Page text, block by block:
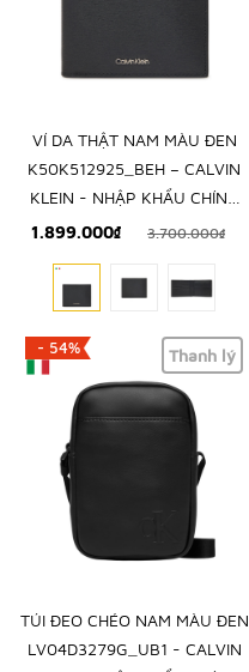
VÍ DA THẬT NAM MÀU ĐEN
K50K512925_BEH – CALVIN
KLEIN - NHẬP KHẨU CHÍNH
HÃNG TỪ Ý
1.899.000₫ 3.700.000₫
- 54% Thanh lý
TÚI ĐEO CHÉO NAM MÀU ĐEN
LV04D3279G_UB1 - CALVIN